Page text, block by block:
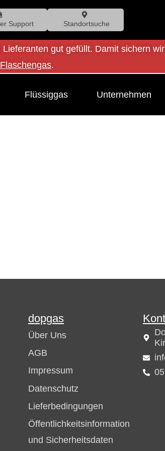
Support Standortsuche
gut gefüllt. Damit sichern
Flaschengas.
Flüssiggas Unternehmen
dopgas
Über Uns
AGB
Impressum
Datenschutz
Lieferbedingungen
Öffentlichkeitsinformation
und Sicherheitsdaten